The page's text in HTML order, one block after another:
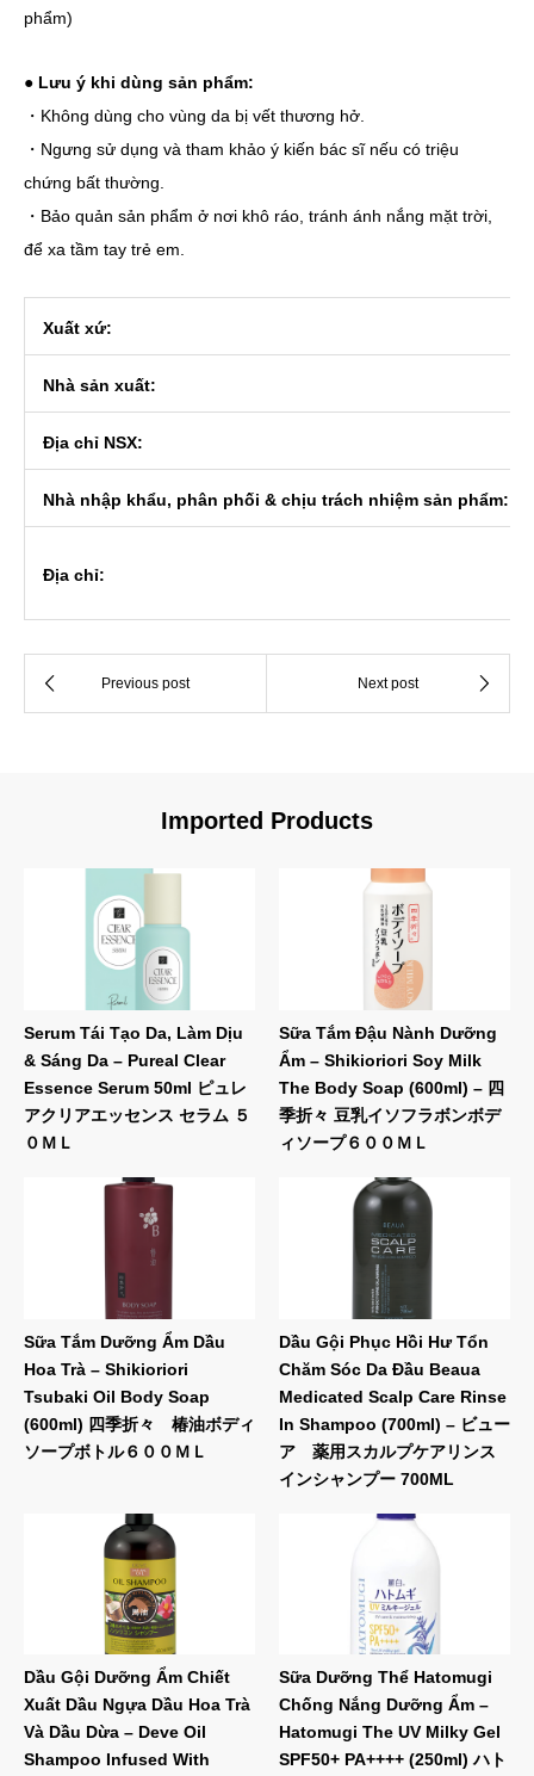
phẩm)
● Lưu ý khi dùng sản phẩm:
・Không dùng cho vùng da bị vết thương hở.
・Ngưng sử dụng và tham khảo ý kiến bác sĩ nếu có triệu
chứng bất thường.
・Bảo quản sản phẩm ở nơi khô ráo, tránh ánh nắng mặt trời,
để xa tầm tay trẻ em.
Xuất xứ:
Nhà sản xuất:
Địa chỉ NSX:
Nhà nhập khẩu, phân phối & chịu trách nhiệm sản phẩm:
Địa chỉ:
Imported Products
Serum Tái Tạo Da, Làm Dịu
& Sáng Da – Pureal Clear
Essence Serum 50ml ピュレ
アクリアエッセンス セラム ５
０ＭＬ
Sữa Tắm Đậu Nành Dưỡng
Ẩm – Shikioriori Soy Milk
The Body Soap (600ml) – 四
季折々 豆乳イソフラボンボデ
ィソープ６００ＭＬ
Sữa Tắm Dưỡng Ẩm Dầu
Hoa Trà – Shikioriori
Tsubaki Oil Body Soap
(600ml) 四季折々 椿油ボディ
ソープボトル６００ＭＬ
Dầu Gội Phục Hồi Hư Tổn
Chăm Sóc Da Đầu Beaua
Medicated Scalp Care Rinse
In Shampoo (700ml) – ビュー
ア 薬用スカルプケアリンス
インシャンプー 700ML
Dầu Gội Dưỡng Ẩm Chiết
Xuất Dầu Ngựa Dầu Hoa Trà
Và Dầu Dừa – Deve Oil
Shampoo Infused With
Sữa Dưỡng Thể Hatomugi
Chống Nắng Dưỡng Ẩm –
Hatomugi The UV Milky Gel
SPF50+ PA++++ (250ml) ハト